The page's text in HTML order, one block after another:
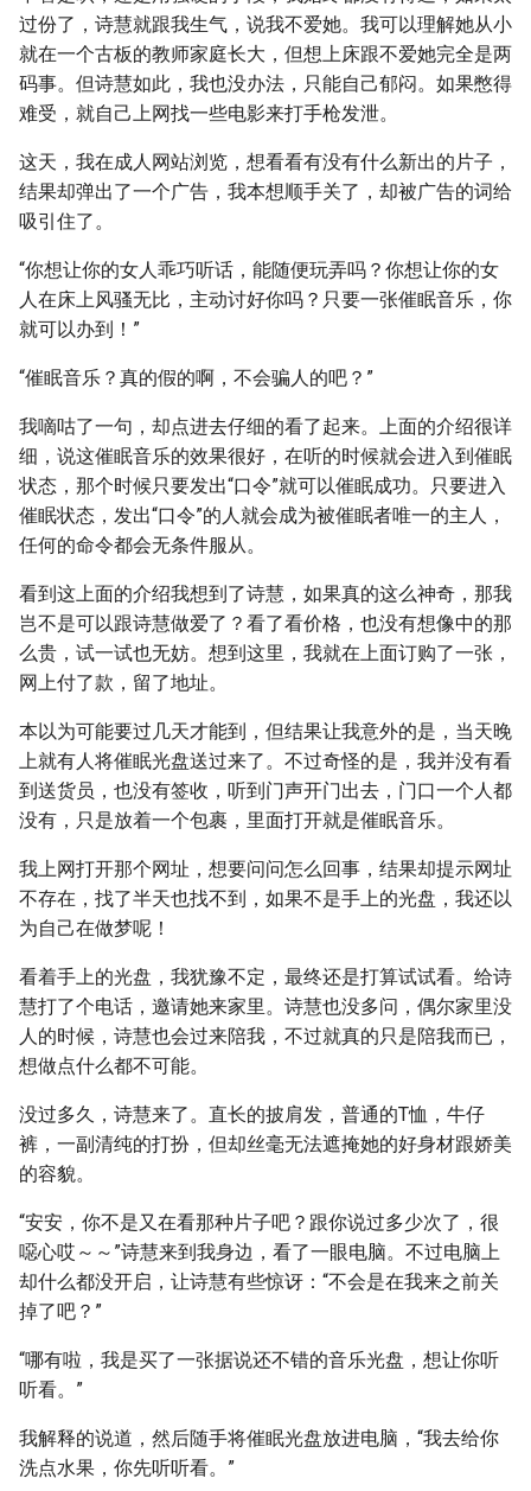
过份了，诗慧就跟我生气，说我不爱她。我可以理解她从小
就在一个古板的教师家庭长大，但想上床跟不爱她完全是两
码事。但诗慧如此，我也没办法，只能自己郁闷。如果憋得
难受，就自己上网找一些电影来打手枪发泄。
这天，我在成人网站浏览，想看看有没有什么新出的片子，
结果却弹出了一个广告，我本想顺手关了，却被广告的词给
吸引住了。
“你想让你的女人乖巧听话，能随便玩弄吗？你想让你的女
人在床上风骚无比，主动讨好你吗？只要一张催眠音乐，你
就可以办到！”
“催眠音乐？真的假的啊，不会骗人的吧？”
我嘀咕了一句，却点进去仔细的看了起来。上面的介绍很详
细，说这催眠音乐的效果很好，在听的时候就会进入到催眠
状态，那个时候只要发出“口令”就可以催眠成功。只要进入
催眠状态，发出“口令”的人就会成为被催眠者唯一的主人，
任何的命令都会无条件服从。
看到这上面的介绍我想到了诗慧，如果真的这么神奇，那我
岂不是可以跟诗慧做爱了？看了看价格，也没有想像中的那
么贵，试一试也无妨。想到这里，我就在上面订购了一张，
网上付了款，留了地址。
本以为可能要过几天才能到，但结果让我意外的是，当天晚
上就有人将催眠光盘送过来了。不过奇怪的是，我并没有看
到送货员，也没有签收，听到门声开门出去，门口一个人都
没有，只是放着一个包裹，里面打开就是催眠音乐。
我上网打开那个网址，想要问问怎么回事，结果却提示网址
不存在，找了半天也找不到，如果不是手上的光盘，我还以
为自己在做梦呢！
看着手上的光盘，我犹豫不定，最终还是打算试试看。给诗
慧打了个电话，邀请她来家里。诗慧也没多问，偶尔家里没
人的时候，诗慧也会过来陪我，不过就真的只是陪我而已，
想做点什么都不可能。
没过多久，诗慧来了。直长的披肩发，普通的T恤，牛仔
裤，一副清纯的打扮，但却丝毫无法遮掩她的好身材跟娇美
的容貌。
“安安，你不是又在看那种片子吧？跟你说过多少次了，很
噁心哎～～”诗慧来到我身边，看了一眼电脑。不过电脑上
却什么都没开启，让诗慧有些惊讶：“不会是在我来之前关
掉了吧？”
“哪有啦，我是买了一张据说还不错的音乐光盘，想让你听
听看。”
我解释的说道，然后随手将催眠光盘放进电脑，“我去给你
洗点水果，你先听听看。”